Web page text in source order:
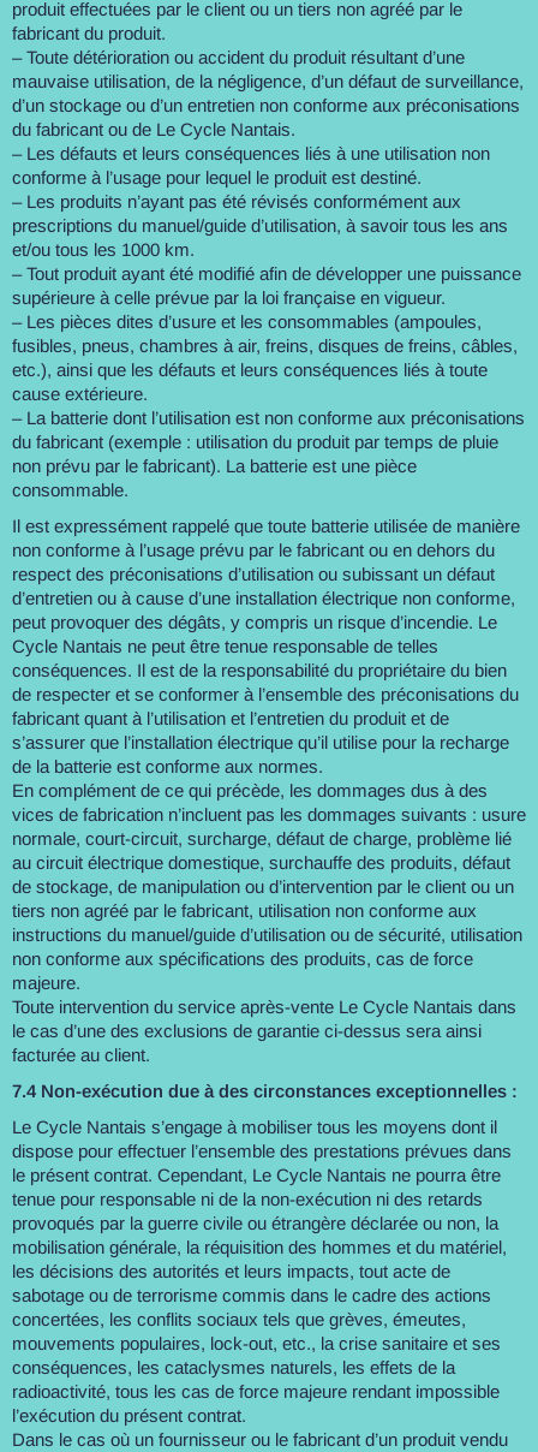
produit effectuées par le client ou un tiers non agréé par le
fabricant du produit.
– Toute détérioration ou accident du produit résultant d’une
mauvaise utilisation, de la négligence, d’un défaut de surveillance,
d’un stockage ou d’un entretien non conforme aux préconisations
du fabricant ou de Le Cycle Nantais.
– Les défauts et leurs conséquences liés à une utilisation non
conforme à l’usage pour lequel le produit est destiné.
– Les produits n’ayant pas été révisés conformément aux
prescriptions du manuel/guide d’utilisation, à savoir tous les ans
et/ou tous les 1000 km.
– Tout produit ayant été modifié afin de développer une puissance
supérieure à celle prévue par la loi française en vigueur.
– Les pièces dites d’usure et les consommables (ampoules,
fusibles, pneus, chambres à air, freins, disques de freins, câbles,
etc.), ainsi que les défauts et leurs conséquences liés à toute
cause extérieure.
– La batterie dont l’utilisation est non conforme aux préconisations
du fabricant (exemple : utilisation du produit par temps de pluie
non prévu par le fabricant). La batterie est une pièce
consommable.
Il est expressément rappelé que toute batterie utilisée de manière
non conforme à l’usage prévu par le fabricant ou en dehors du
respect des préconisations d’utilisation ou subissant un défaut
d’entretien ou à cause d’une installation électrique non conforme,
peut provoquer des dégâts, y compris un risque d’incendie. Le
Cycle Nantais ne peut être tenue responsable de telles
conséquences. Il est de la responsabilité du propriétaire du bien
de respecter et se conformer à l’ensemble des préconisations du
fabricant quant à l’utilisation et l’entretien du produit et de
s’assurer que l’installation électrique qu’il utilise pour la recharge
de la batterie est conforme aux normes.
En complément de ce qui précède, les dommages dus à des
vices de fabrication n’incluent pas les dommages suivants : usure
normale, court-circuit, surcharge, défaut de charge, problème lié
au circuit électrique domestique, surchauffe des produits, défaut
de stockage, de manipulation ou d’intervention par le client ou un
tiers non agréé par le fabricant, utilisation non conforme aux
instructions du manuel/guide d’utilisation ou de sécurité, utilisation
non conforme aux spécifications des produits, cas de force
majeure.
Toute intervention du service après-vente Le Cycle Nantais dans
le cas d’une des exclusions de garantie ci-dessus sera ainsi
facturée au client.
7.4 Non-exécution due à des circonstances exceptionnelles :
Le Cycle Nantais s’engage à mobiliser tous les moyens dont il
dispose pour effectuer l’ensemble des prestations prévues dans
le présent contrat. Cependant, Le Cycle Nantais ne pourra être
tenue pour responsable ni de la non-exécution ni des retards
provoqués par la guerre civile ou étrangère déclarée ou non, la
mobilisation générale, la réquisition des hommes et du matériel,
les décisions des autorités et leurs impacts, tout acte de
sabotage ou de terrorisme commis dans le cadre des actions
concertées, les conflits sociaux tels que grèves, émeutes,
mouvements populaires, lock-out, etc., la crise sanitaire et ses
conséquences, les cataclysmes naturels, les effets de la
radioactivité, tous les cas de force majeure rendant impossible
l’exécution du présent contrat.
Dans le cas où un fournisseur ou le fabricant d’un produit vendu